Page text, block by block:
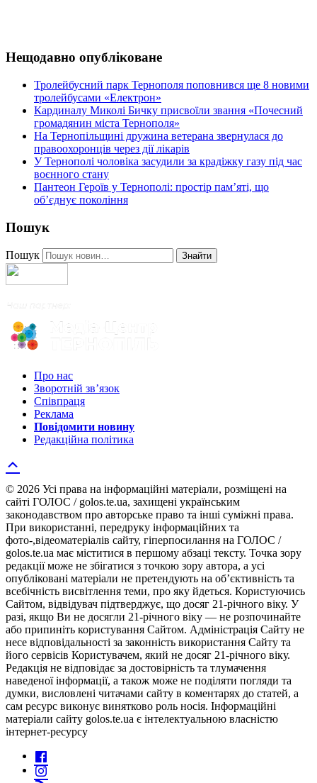
Нещодавно опубліковане
Тролейбусний парк Тернополя поповнився ще 8 новими
тролейбусами «Електрон»
Кардиналу Миколі Бичку присвоїли звання «Почесний
громадянин міста Тернополя»
На Тернопільщині дружина ветерана звернулася до
правоохоронців через дії лікарів
У Тернополі чоловіка засудили за крадіжку газу під час
воєнного стану
Пантеон Героїв у Тернополі: простір пам’яті, що
об’єднує покоління
Пошук
Пошук Знайти
Про нас
Зворотній зв’язок
Співпраця
Реклама
Повідомити новину
Редакційна політика
© 2026 Усі права на інформаційні матеріали, розміщені на
сайті ГОЛОС / golos.te.ua, захищені українським
законодавством про авторське право та інші суміжні права.
При використанні, передруку інформаційних та
фото-,відеоматеріалів сайту, гіперпосилання на ГОЛОС /
golos.te.ua має міститися в першому абзаці тексту. Точка зору
редакції може не збігатися з точкою зору автора, а усі
опубліковані матеріали не претендують на об’єктивність та
всебічність висвітлення теми, про яку йдеться. Користуючись
Сайтом, відвідувач підтверджує, що досяг 21-річного віку. У
разі, якщо Ви не досягли 21-річного віку — не розпочинайте
або припиніть користування Сайтом. Адміністрація Сайту не
несе відповідальності за законність використання Сайту та
його сервісів Користувачем, який не досяг 21-річного віку.
Редакція не відповідає за достовірність та тлумачення
наведеної інформації, а також може не поділяти погляди та
думки, висловлені читачами сайту в коментарях до статей, а
сам ресурс виконує винятково роль носія. Інформаційні
матеріали сайту golos.te.ua є інтелектуальною власністю
інтернет-ресурсу